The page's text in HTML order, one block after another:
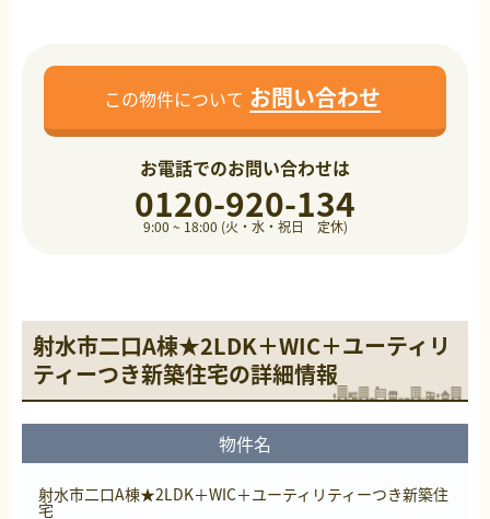
この物件について お問い合わせ
お電話でのお問い合わせは
0120-920-134
9:00 ~ 18:00 (火・水・祝日 定休)
射水市二口A棟★2LDK＋WIC＋ユーティリ
ティーつき新築住宅の詳細情報
物件名
射水市二口A棟★2LDK＋WIC＋ユーティリティーつき新築住
宅